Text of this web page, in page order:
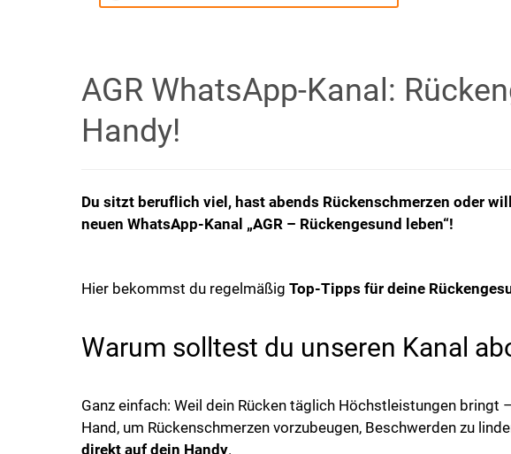
AGR WhatsApp-Kanal:
Handy!
Du sitzt beruflich viel, hast abends Rückenschmerzen oder
neuen WhatsApp-Kanal „AGR – Rückengesund leben“!
Hier bekommst du regelmäßig Top-Tipps für deine
Warum solltest du unseren Kanal
Ganz einfach: Weil dein Rücken täglich Höchstleistungen
Hand, um Rückenschmerzen vorzubeugen, Beschwerden zu
direkt auf dein Handy.